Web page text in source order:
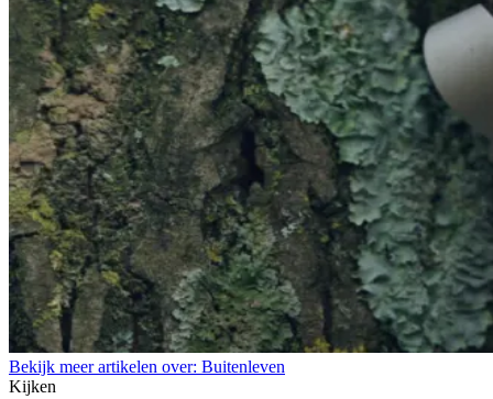
Bekijk meer artikelen over: Buitenleven
Kijken